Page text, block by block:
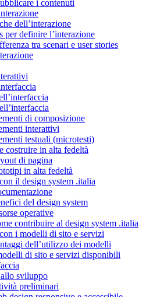
i contenuti
dell’interazione
per definire l’interazione
tra scenari e user stories
di composizione
interattivi
testuali (microtesti)
costruire in alta fedeltà
di pagina
in alta fedeltà
il design system .italia
del design system
operative
contribuire al design system .italia
i modelli di sito e servizi
dell’utilizzo dei modelli
di sito e servizi disponibili
sviluppo
preliminari